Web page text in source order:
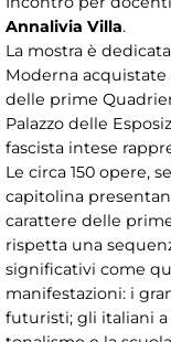
Annalivia Villa.
La mostra è
Moderna acquistate
delle prime
Palazzo delle
fascista intese
Le circa 150 opere,
capitolina
carattere delle
rispetta una
significativi come
manifestazioni: i
futuristi; gli italiani a